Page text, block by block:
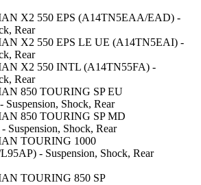
X2 550 EPS (A14TN5EAA/EAD) -
Rear
X2 550 EPS LE UE (A14TN5EAI) -
Rear
X2 550 INTL (A14TN55FA) -
Rear
850 TOURING SP EU
Shock, Rear
850 TOURING SP MD
Suspension, Shock, Rear
TOURING 1000
- Suspension, Shock, Rear
TOURING 850 SP